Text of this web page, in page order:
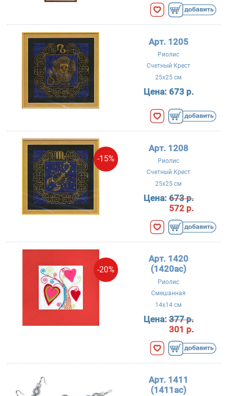
Арт. 1205
Риолис
Счетный Крест
25x25 см
Цена: 673 р.
-15%
Арт. 1208
Риолис
Счетный Крест
25x25 см
Цена:673 р.
572 р.
-20%
Арт. 1420
(1420ac)
Риолис
Смешанная
14x14 см
Цена:377 р.
301 р.
Арт. 1411
(1411ac)